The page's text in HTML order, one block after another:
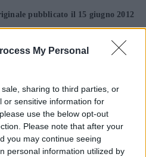
My Personal
sharing to third parties, or
or sensitive information for
use the below opt-out
Please note that after your
you may continue seeing
personal information utilized by
pubblicato il 15 giugno 2012
su Google News!
SU
CONDIVIDI SU